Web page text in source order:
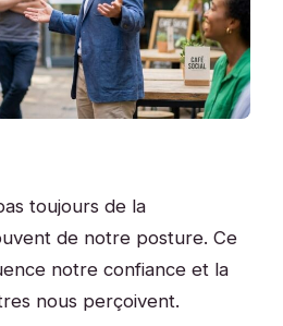
toujours de la
de notre posture. Ce
notre confiance et la
nous perçoivent.